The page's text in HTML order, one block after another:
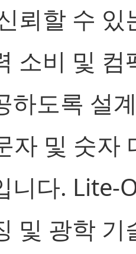
뢰할 수 있
소비 및 컴
하도록 설
자 및 숫자
니다. Lite-
및 광학 기